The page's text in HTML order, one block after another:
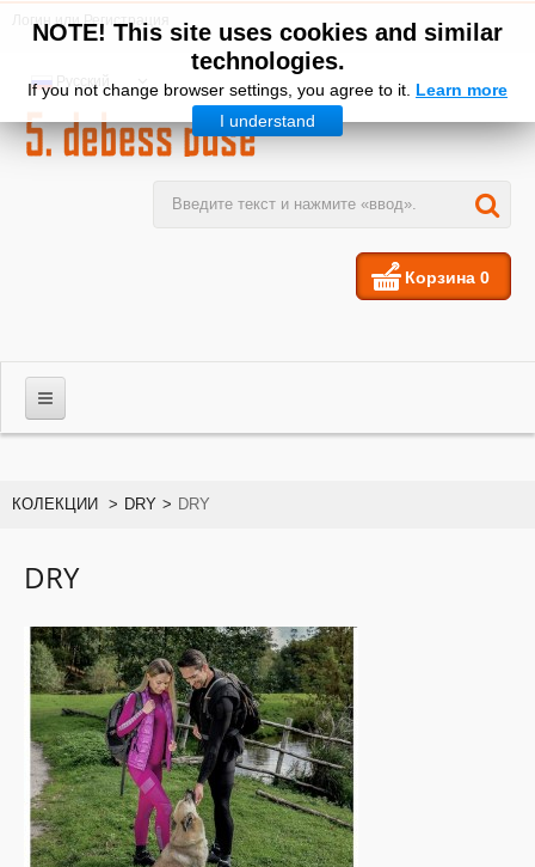
NOTE! This site uses cookies and similar
technologies.
If you not change browser settings, you agree to it. Learn more
I understand
Логин илиРегистрация
Русский
Корзина 0
КОЛЕКЦИИ
АКЦИИ
ПОЛЕЗНОЕ
КОЛЕКЦИИ > DRY > DRY
DRY